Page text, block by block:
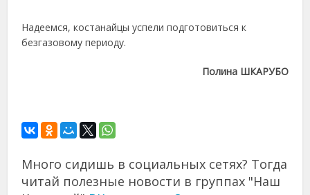
Надеемся, костанайцы успели подготовиться к
безгазовому периоду.
Полина ШКАРУБО
Много сидишь в социальных сетях? Тогда
читай полезные новости в группах "Наш